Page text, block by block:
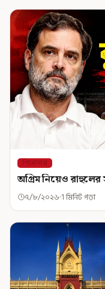
শিরোনাম
অগ্রিম নিয়েও
৭/৮/২০২৬ 1 মিনিট পড়া